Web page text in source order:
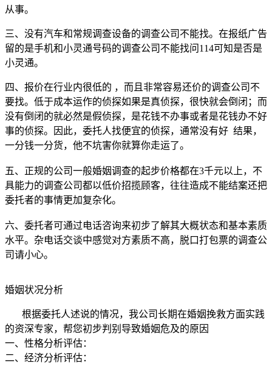
从事。
三、没有汽车和常规调查设备的调查公司不能找。在报纸广告
留的是手机和小灵通号码的调查公司不能找问114可知是否是
小灵通。
四、报价在行业内很低的 ，而且非常容易还价的调查公司不
要找。低于成本运作的侦探如果是真侦探，很快就会倒闭；而
没有倒闭的就必然是假侦探，是花钱不办事或者是花钱办不好
事的侦探。因此，委托人找便宜的侦探，通常没有好 结果，
一分钱一分货，他不坑害你就算你走运了。
五、正规的公司一般婚姻调查的起步价格都在3千元以上，不
具能力的调查公司都以低价招揽顾客，往往造成不能结案还把
委托者的事情更加复杂化。
六、委托者可通过电话咨询来初步了解其大概状态和基本素质
水平。杂电话交谈中感觉对方素质不高，脱口打包票的调查公
司请小心。
婚姻状况分析
根据委托人述说的情况，我公司长期在婚姻挽救方面实践
的资深专家，帮您初步判别导致婚姻危及的原因
一、性格分析评估：
二、经济分析评估：